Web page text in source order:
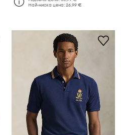
Най-ниска цена:26,99 €